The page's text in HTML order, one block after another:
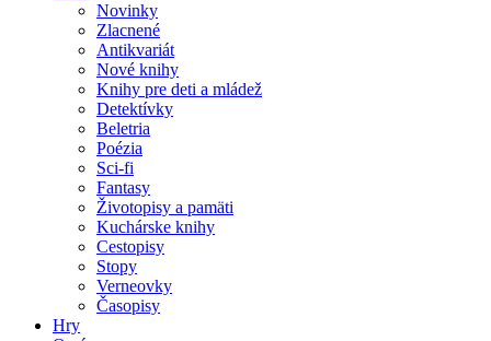
Novinky
Zlacnené
Antikvariát
Nové knihy
Knihy pre deti a mládež
Detektívky
Beletria
Poézia
Sci-fi
Fantasy
Životopisy a pamäti
Kuchárske knihy
Cestopisy
Stopy
Verneovky
Časopisy
Hry